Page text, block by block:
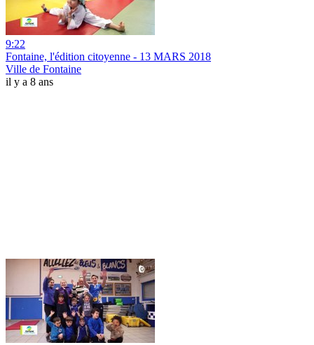
9:22
Fontaine, l'édition citoyenne - 13 MARS 2018
Ville de Fontaine
il y a 8 ans